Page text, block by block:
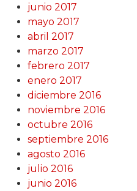
junio 2017
mayo 2017
abril 2017
marzo 2017
febrero 2017
enero 2017
diciembre 2016
noviembre 2016
octubre 2016
septiembre 2016
agosto 2016
julio 2016
junio 2016